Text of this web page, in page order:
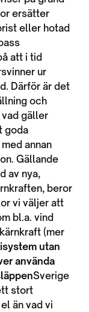
ersätter
eller hotad
att i tid
ur
Därför är det
och
gäller
goda
annan
Gällande
av nya,
beror
vi väljer att
bl.a. vind
(mer
utan
använda
Sverige
stort
än vad vi